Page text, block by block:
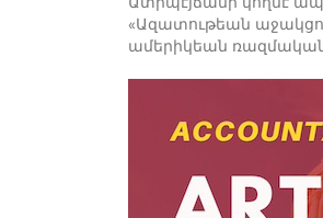
«Ազատութեան
ամերիկեան ռազմական